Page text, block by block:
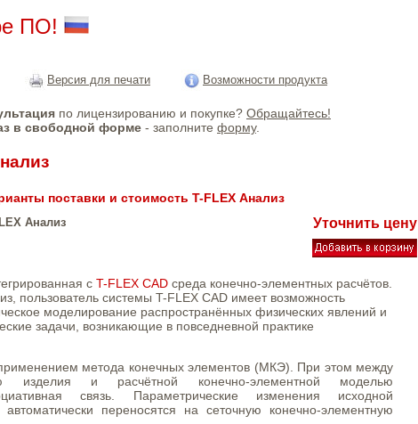
ПО!
Версия для печати Возможности продукта
по лицензированию и покупке? Обращайтесь!
в свободной форме - заполните форму.
поставки и стоимость T-FLEX Анализ
Анализ Уточнить цену
с T-FLEX CAD среда конечно-элементных расчётов.
пользователь системы T-FLEX CAD имеет возможность
моделирование распространённых физических явлений и
задачи, возникающие в повседневной практике
метода конечных элементов (МКЭ). При этом между
изделия и расчётной конечно-элементной моделью
связь. Параметрические изменения исходной
переносятся на сеточную конечно-элементную